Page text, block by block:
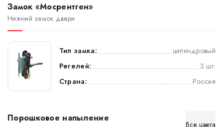
Замок «Мосрентген»
Нижний замок двери
Тип замка:
цилиндровый
Регелей:
3 шт.
Страна:
Россия
Порошковое напыление
Все цвета